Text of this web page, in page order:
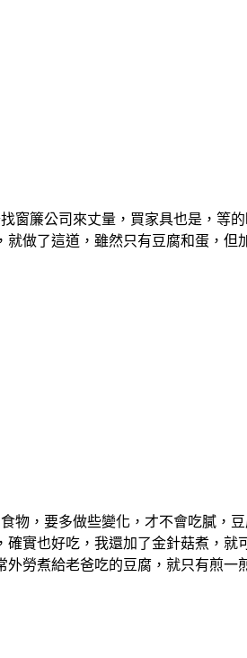
簾公司來丈量，買家具也是，等
做了這道，雖然只有豆腐和蛋，但
，要多做些變化，才不會吃膩，
實也好吃，我還加了金針菇煮，
勞煮給老爸吃的豆腐，就只有煎